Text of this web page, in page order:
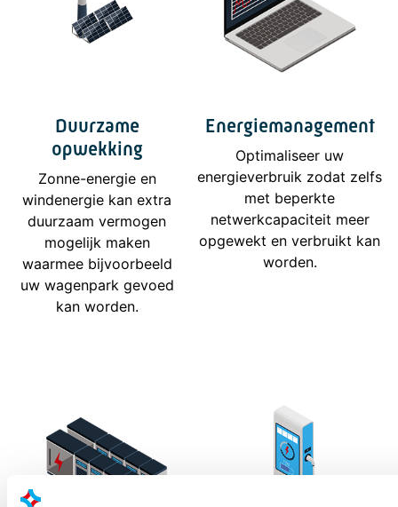
Duurzame
opwekking
Zonne-energie en
windenergie kan extra
duurzaam vermogen
mogelijk maken
waarmee bijvoorbeeld
uw wagenpark gevoed
kan worden.
Energiemanagement
Optimaliseer uw
energieverbruik zodat zelfs
met beperkte
netwerkcapaciteit meer
opgewekt en verbruikt kan
worden.